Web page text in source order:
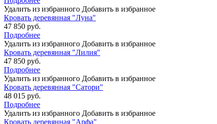
Удалить из избранного Добавить в избранное
Кровать деревянная "Луна"
47 850 руб.
Подробнее
Удалить из избранного Добавить в избранное
Кровать деревянная "Лилия"
47 850 руб.
Подробнее
Удалить из избранного Добавить в избранное
Кровать деревянная "Сатори"
48 015 руб.
Подробнее
Удалить из избранного Добавить в избранное
Кровать деревянная "Арфа"